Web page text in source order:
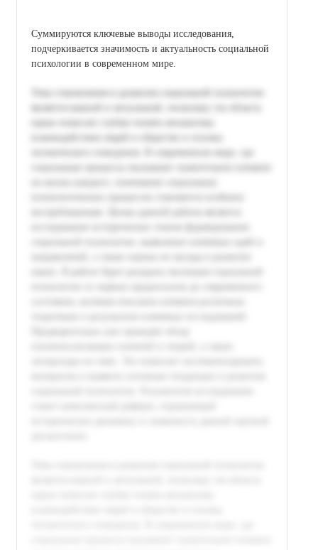
Суммируются ключевые выводы исследования,
подчеркивается значимость и актуальность социальной
психологии в современном мире.